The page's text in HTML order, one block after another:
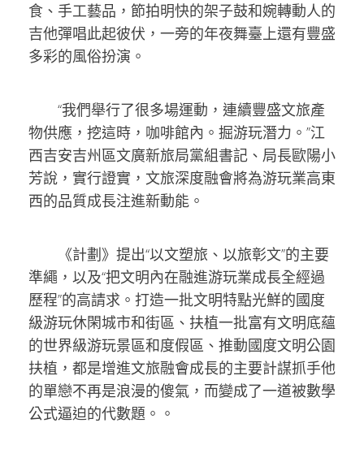
食、手工藝品，節拍明快的架子鼓和婉轉動人的
吉他彈唱此起彼伏，一旁的年夜舞臺上還有豐盛
多彩的風俗扮演。
“我們舉行了很多場運動，連續豐盛文旅產
物供應，挖這時，咖啡館內。掘游玩潛力。”江
西吉安吉州區文廣新旅局黨組書記、局長歐陽小
芳說，實行證實，文旅深度融會將為游玩業高東
西的品質成長注進新動能。
《計劃》提出“以文塑旅、以旅彰文”的主要
準繩，以及“把文明內在融進游玩業成長全經過
歷程”的高請求。打造一批文明特點光鮮的國度
級游玩休閑城市和街區、扶植一批富有文明底蘊
的世界級游玩景區和度假區、推動國度文明公園
扶植，都是增進文旅融會成長的主要計謀抓手他
的單戀不再是浪漫的傻氣，而變成了一道被數學
公式逼迫的代數題。。